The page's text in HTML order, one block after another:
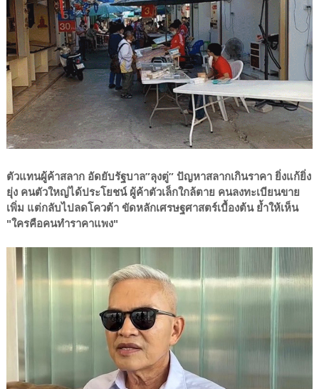
ตัวแทนผู้ค้าสลาก อัดยับรัฐบาล”ลุงตู่” ปัญหาสลากเกินราคา ยิ่งแก้ยิ่ง
ยุ่ง คนตัวใหญ่ได้ประโยชน์ ผู้ค้าตัวเล็กใกล้ตาย คนลงทะเบียนขาย
เพิ่ม แต่กลับไปลดโควต้า ขัดหลักเศรษฐศาสตร์เบื้องต้น ย้ำให้เห็น
"ใครคือคนทำราคาแพง"